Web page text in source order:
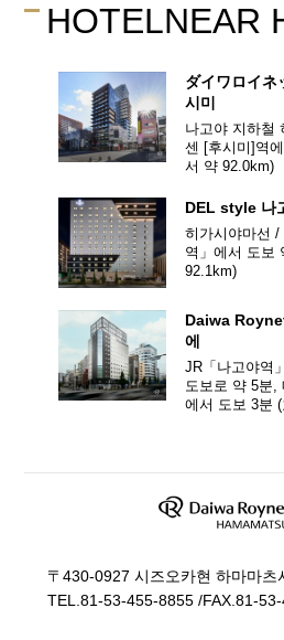
HOTELNEAR
ダイワロイネ
시미
나고야 지하철
센 [후시미]역
서 약92.0km)
DEL style 나
히가시야마선 /
역」에서 도보
92.1km)
Daiwa
에
JR「나고야역
도보로 약 5분,
에서 도보 3분
〒430-0927 시즈오카현 하마마츠
TEL. 81-53-455-8855 /FAX.81-